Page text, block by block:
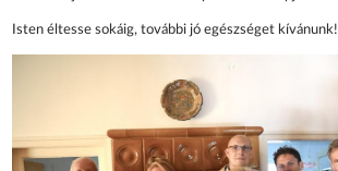
Isten éltesse sokáig, további jó egészséget kívánunk!